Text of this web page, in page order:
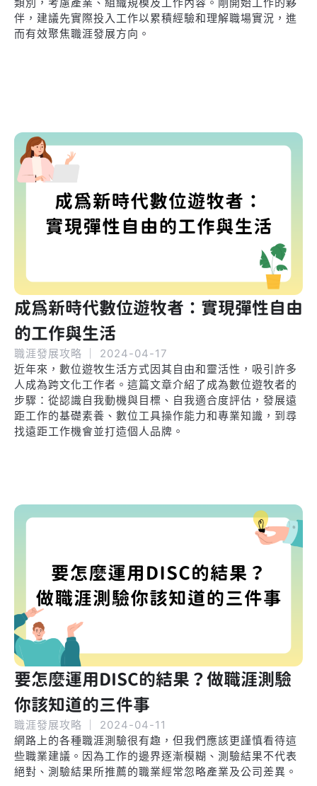
類別，考慮產業、組織規模及工作內容。剛開始工作的夥
伴，建議先實際投入工作以累積經驗和理解職場實況，進
而有效聚焦職涯發展方向。
成為新時代數位遊牧者：實現彈性自由
的工作與生活
職涯發展攻略
2024-04-17
近年來，數位遊牧生活方式因其自由和靈活性，吸引許多
人成為跨文化工作者。這篇文章介紹了成為數位遊牧者的
步驟：從認識自我動機與目標、自我適合度評估，發展遠
距工作的基礎素養、數位工具操作能力和專業知識，到尋
找遠距工作機會並打造個人品牌。
要怎麼運用DISC的結果？做職涯測驗
你該知道的三件事
職涯發展攻略
2024-04-11
網路上的各種職涯測驗很有趣，但我們應該更謹慎看待這
些職業建議。因為工作的邊界逐漸模糊、測驗結果不代表
絕對、測驗結果所推薦的職業經常忽略產業及公司差異。